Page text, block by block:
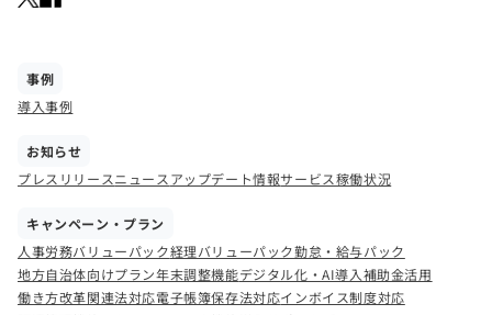
事例
導入事例
お知らせ
プレスリリースニュース アップデート情報サービス稼働状況
キャンペーン・プラン
人事労務バリューパック経理バリューパック勤怠・給与パック
地方自治体向けプラン年末調整機能デジタル化・AI導入補助金活用
働き方改革関連法対応電子帳簿保存法対応インボイス制度対応